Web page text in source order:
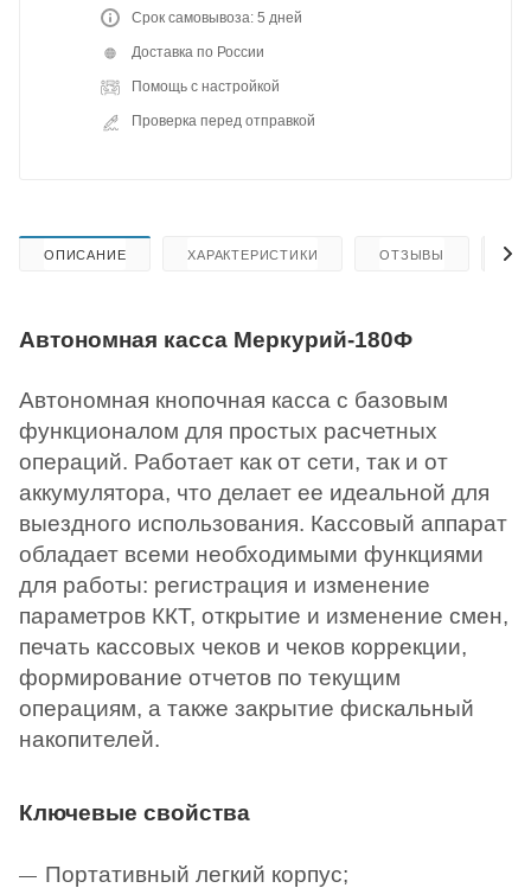
Срок самовывоза: 5 дней
Доставка по России
Помощь с настройкой
Проверка перед отправкой
ОПИСАНИЕ ХАРАКТЕРИСТИКИ ОТЗЫВЫ
Автономная касса Меркурий-180Ф
Автономная кнопочная касса с базовым
функционалом для простых расчетных
операций. Работает как от сети, так и от
аккумулятора, что делает ее идеальной для
выездного использования. Кассовый аппарат
обладает всеми необходимыми функциями
для работы: регистрация и изменение
параметров ККТ, открытие и изменение смен,
печать кассовых чеков и чеков коррекции,
формирование отчетов по текущим
операциям, а также закрытие фискальный
накопителей.
Ключевые свойства
Портативный легкий корпус;